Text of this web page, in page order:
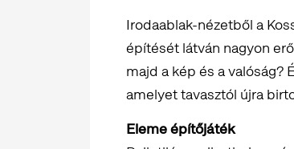
Irodaablak-nézetből a
építését látván nagyon
majd a kép és a valóság?
amelyet tavasztól újra
Eleme építőjáték